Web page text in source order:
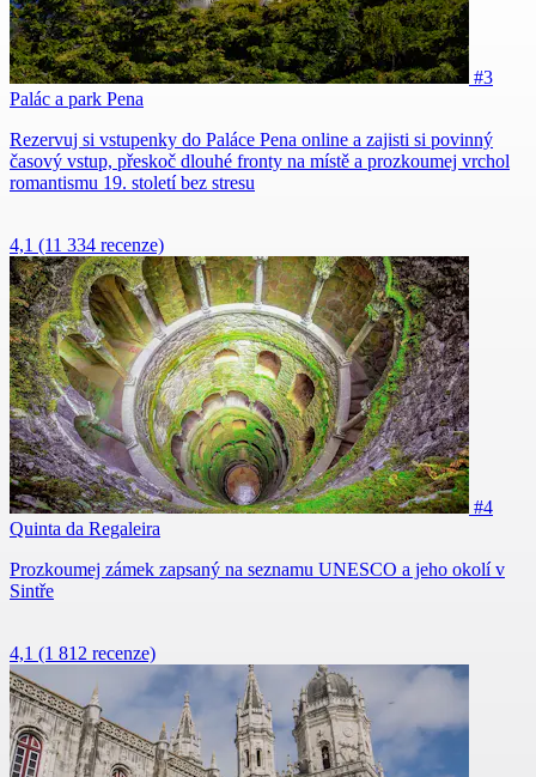
#3
Palác a park Pena
Rezervuj si vstupenky do Paláce Pena online a zajisti si povinný
časový vstup, přeskoč dlouhé fronty na místě a prozkoumej vrchol
romantismu 19. století bez stresu
4,1 (11 334 recenze)
#4
Quinta da Regaleira
Prozkoumej zámek zapsaný na seznamu UNESCO a jeho okolí v
Sintře
4,1 (1 812 recenze)